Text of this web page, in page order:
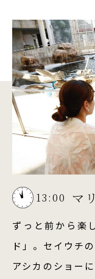
13:00 マ
ずっと前から楽
ド」。セイウチ
アシカのショー